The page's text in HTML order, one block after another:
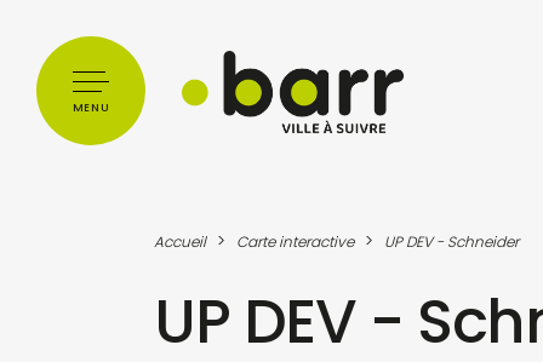
MENU
Accueil > Carte interactive > UP DEV - Schneider
UP DEV -